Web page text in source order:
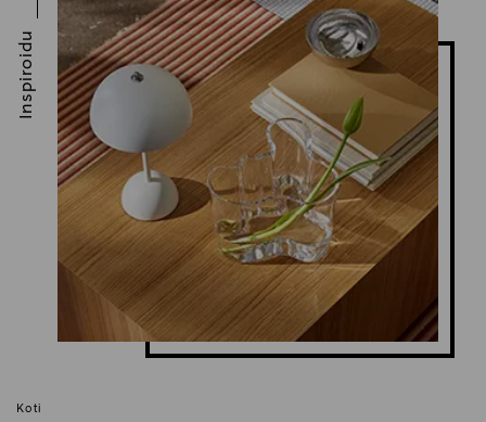
Koti
Inspiroidu